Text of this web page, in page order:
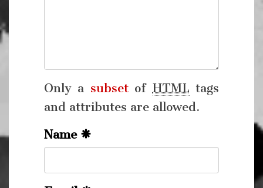
Only a subsetof HTML tags
and attributes are allowed.
Name